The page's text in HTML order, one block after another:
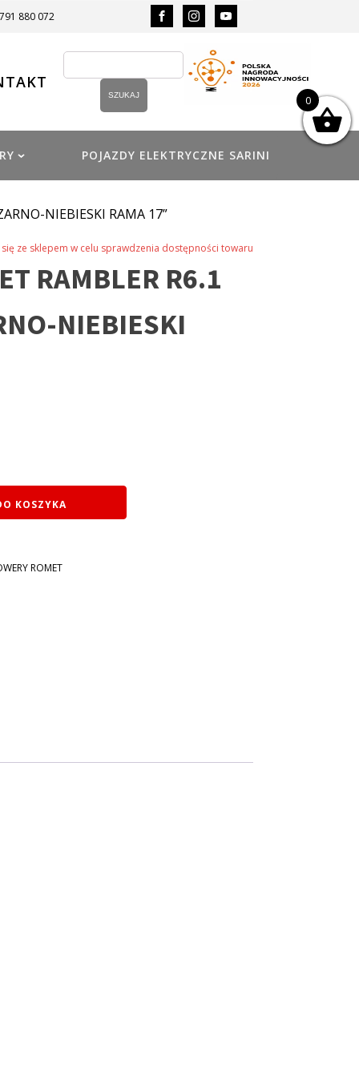
880 072
POJAZDY ELEKTRYCZNE SARINI
NIEBIESKI RAMA 17”
ze sklepem w celu sprawdzenia dostępności towaru
RAMBLER R6.1
NIEBIESKI
KOSZYKA
ROMET
0